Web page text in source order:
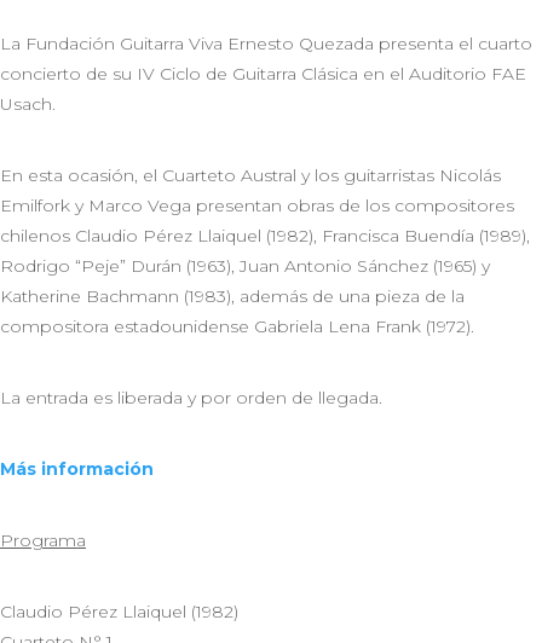
La Fundación Guitarra Viva Ernesto Quezada presenta el cuarto
concierto de su IV Ciclo de Guitarra Clásica en el Auditorio FAE
Usach.
En esta ocasión, el Cuarteto Austral y los guitarristas Nicolás
Emilfork y Marco Vega presentan obras de los compositores
chilenos Claudio Pérez Llaiquel (1982), Francisca Buendía (1989),
Rodrigo “Peje” Durán (1963), Juan Antonio Sánchez (1965) y
Katherine Bachmann (1983), además de una pieza de la
compositora estadounidense Gabriela Lena Frank (1972).
La entrada es liberada y por orden de llegada.
Más información
Programa
Claudio Pérez Llaiquel (1982)